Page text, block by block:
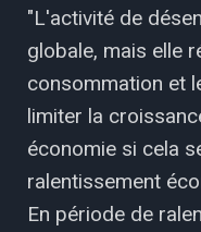
"L'activité de
globale, mais elle
consommation et
limiter la
économie si cela
ralentissement
En période de